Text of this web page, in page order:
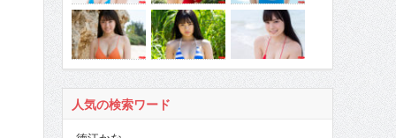
人気の検索ワード